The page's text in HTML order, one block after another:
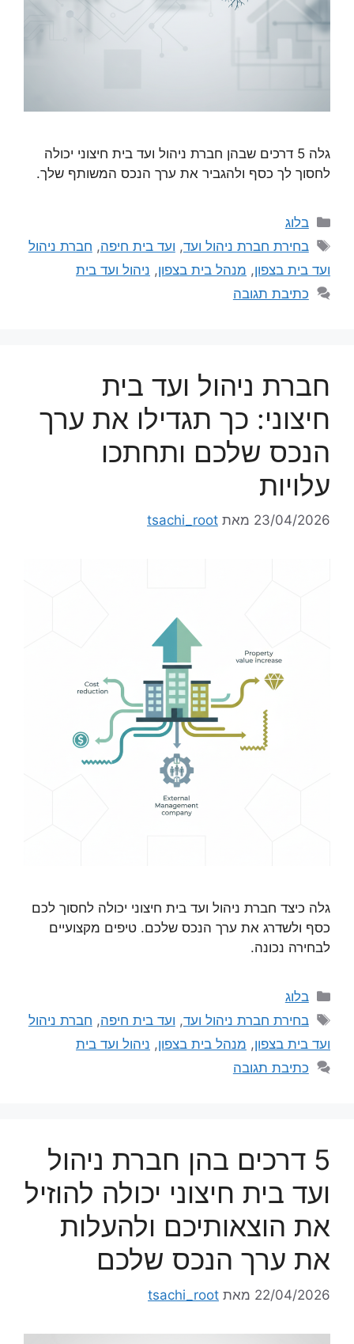
גלה 5 דרכים שבהן חברת ניהול ועד בית חיצוני יכולה
לחסוך לך כסף ולהגביר את ערך הנכס המשותף שלך.
בלוג
בחירת חברת ניהול ועד, ועד בית חיפה, חברת ניהול
ועד בית בצפון, מנהל בית בצפון, ניהול ועד בית
כתיבת תגובה
חברת ניהול ועד בית
חיצוני: כך תגדילו את ערך
הנכס שלכם ותחתכו
עלויות
23/04/2026 מאת tsachi_root
גלה כיצד חברת ניהול ועד בית חיצוני יכולה לחסוך לכם
כסף ולשדרג את ערך הנכס שלכם. טיפים מקצועיים
לבחירה נכונה.
בלוג
בחירת חברת ניהול ועד, ועד בית חיפה, חברת ניהול
ועד בית בצפון, מנהל בית בצפון, ניהול ועד בית
כתיבת תגובה
5 דרכים בהן חברת ניהול
ועד בית חיצוני יכולה להוזיל
את הוצאותיכם ולהעלות
את ערך הנכס שלכם
22/04/2026 מאת tsachi_root